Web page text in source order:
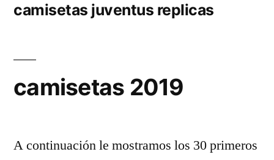
camisetas juventus replicas
camisetas 2019
A continuación le mostramos los 30 primeros